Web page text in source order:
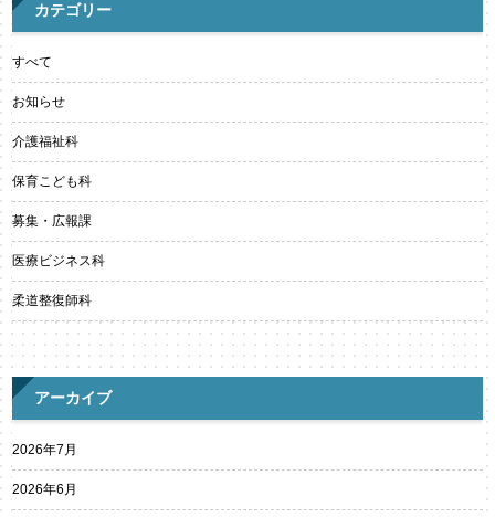
カテゴリー
すべて
お知らせ
介護福祉科
保育こども科
募集・広報課
医療ビジネス科
柔道整復師科
アーカイブ
2026年7月
2026年6月